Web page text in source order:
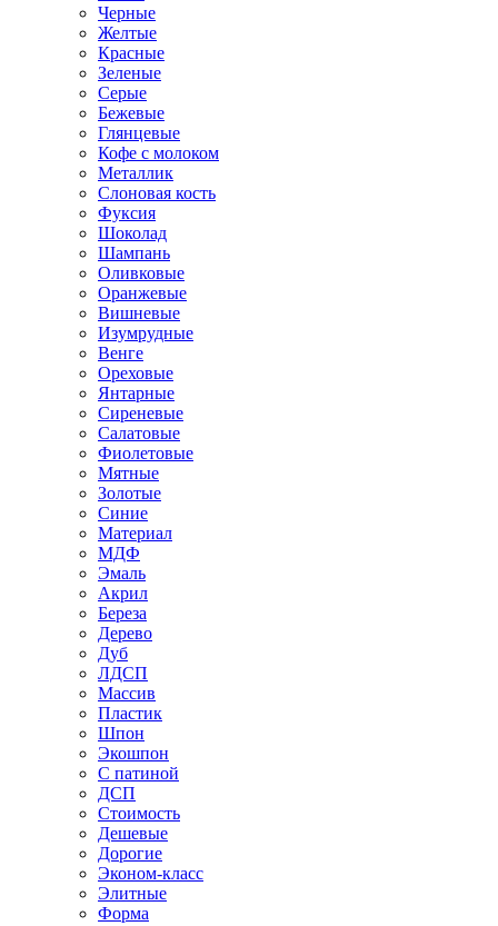
Черные
Желтые
Красные
Зеленые
Серые
Бежевые
Глянцевые
Кофе с молоком
Металлик
Слоновая кость
Фуксия
Шоколад
Шампань
Оливковые
Оранжевые
Вишневые
Изумрудные
Венге
Ореховые
Янтарные
Сиреневые
Салатовые
Фиолетовые
Мятные
Золотые
Синие
Материал
МДФ
Эмаль
Акрил
Береза
Дерево
Дуб
ЛДСП
Массив
Пластик
Шпон
Экошпон
С патиной
ДСП
Стоимость
Дешевые
Дорогие
Эконом-класс
Элитные
Форма